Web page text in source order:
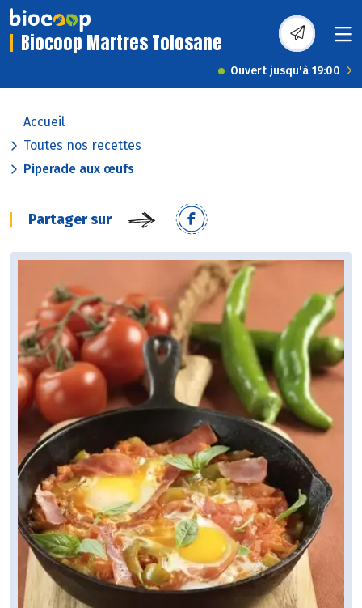
Biocoop Martres Tolosane
Ouvert jusqu'à 19:00
Accueil
Toutes nos recettes
Piperade aux œufs
Partager sur